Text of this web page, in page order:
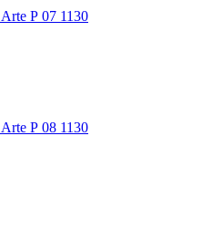
Р 07 1130
Р 08 1130